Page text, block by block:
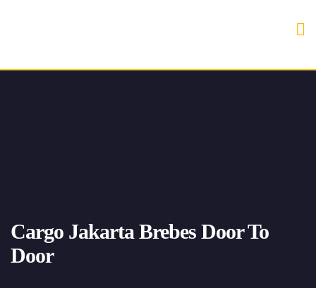
Cargo Jakarta Brebes Door To
Door